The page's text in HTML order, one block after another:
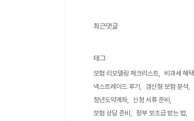
최근댓글
태그
보험 리모델링 체크리스트
비과세 혜택
넥스트레이드 후기
갱신형 보험 분석
청년도약계좌
신청 서류 준비
보험 상담 준비
정부 보조금 받는 법